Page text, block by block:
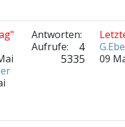
Antworten:
4
Aufrufe:
5335
09